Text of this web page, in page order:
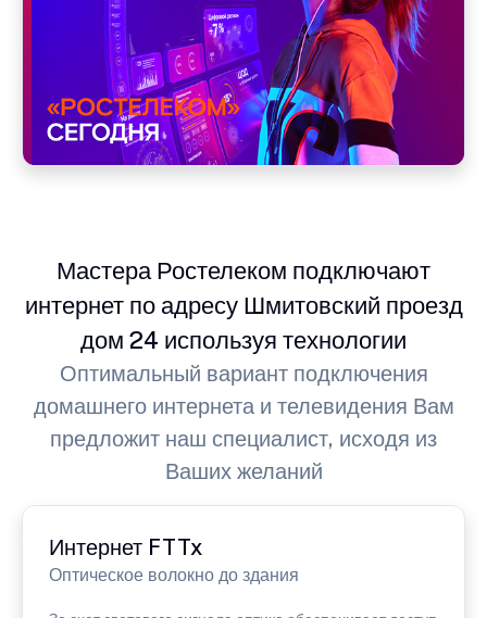
Мастера Ростелеком подключают
интернет по адресу Шмитовский проезд
дом 24 используя технологии
Оптимальный вариант подключения
домашнего интернета и телевидения Вам
предложит наш специалист, исходя из
Ваших желаний
Интернет FTTx
Оптическое волокно до здания